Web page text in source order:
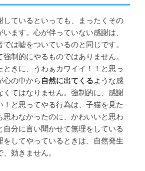
しているといっても、まったくその
ます。心が伴っていない感謝は、
は嘘をついているのと同じです。
制的にやるものではありません。
ときに、うわぁカワイイ！！と思っ
心の中から 自然に出てくるような感
くてはなりません。強制的に、感謝
！と思ってやる行為は、子猫を見た
思わなかったのに、かわいいと思わ
自分に言い聞かせて無理をしている
をしてやっているときは、自然発生
効きません。